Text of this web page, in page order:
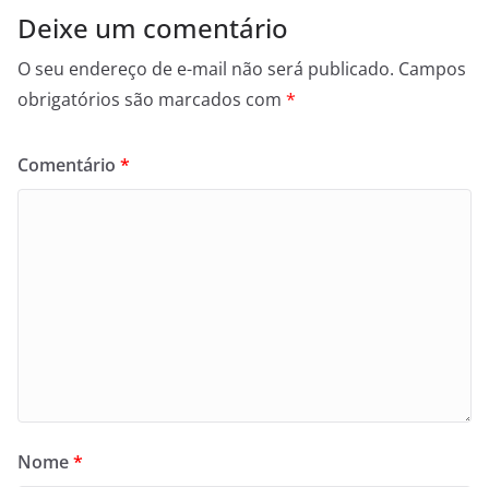
Deixe um comentário
O seu endereço de e-mail não será publicado. Campos
obrigatórios são marcados com *
Comentário *
Nome*